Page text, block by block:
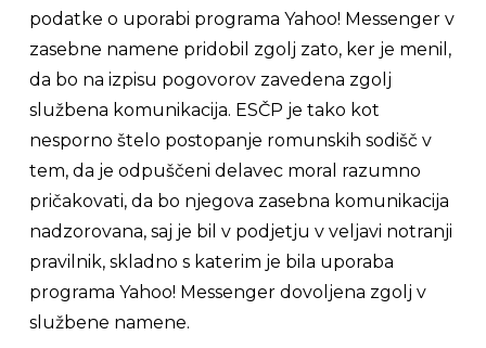
podatke o uporabi programa Yahoo! Messengerv
zasebne namene pridobil zgolj zato, ker je menil,
da bo na izpisu pogovorov zavedena zgolj
službena komunikacija. ESČP je tako kot
nesporno štelo postopanje romunskih sodišč v
tem, da je odpuščeni delavec moral razumno
pričakovati, da bo njegova zasebna komunikacija
nadzorovana, saj je bil v podjetju v veljavi notranji
pravilnik, skladno s katerim je bila uporaba
programa Yahoo! Messenger dovoljena zgolj v
službene namene.